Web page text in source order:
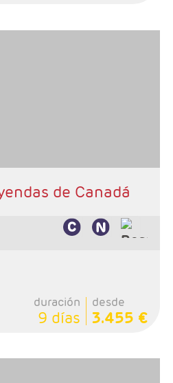
de Canadá
duración
9 días
desde
3.455 €